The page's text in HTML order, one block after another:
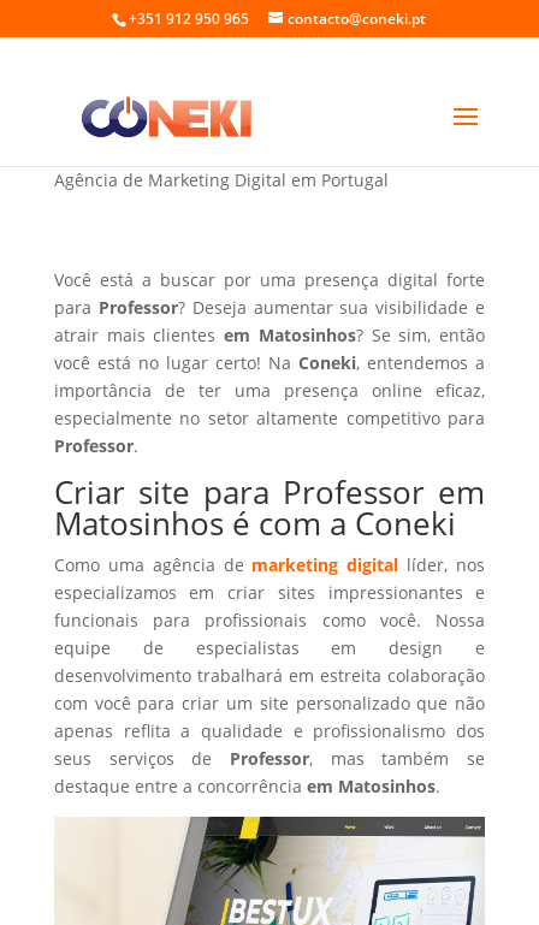
+351 912 950 965 contacto@coneki.pt
Criar site para Professor em Matosinhos
Agência de Marketing Digital em Portugal
Você está a buscar por uma presença digital forte
para Professor? Deseja aumentar sua visibilidade e
atrair mais clientesem Matosinhos? Se sim, então
você está no lugar certo! NaConeki, entendemos a
importância de ter uma presença online eficaz,
especialmente no setor altamente competitivo para
Professor.
Criar site para Professor em
Matosinhos é com a Coneki
Como uma agência de marketing digital líder, nos
especializamos em criar sites impressionantes e
funcionais para profissionais como você. Nossa
equipe de especialistas em design e
desenvolvimento trabalhará em estreita colaboração
com você para criar um site personalizado que não
apenas reflita a qualidade e profissionalismo dos
seus serviços de Professor, mas também se
destaque entre a concorrência em Matosinhos.